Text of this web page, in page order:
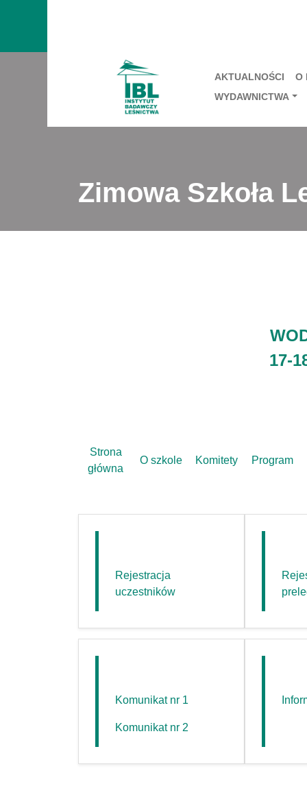
AKTUALNOŚCI
O
WYDAWNICTWA
Zimowa Szkoła
17-
Strona
główna
O szkole Komitety Program
Rejestracja
uczestników
Komunikat nr 1
Komunikat nr 2